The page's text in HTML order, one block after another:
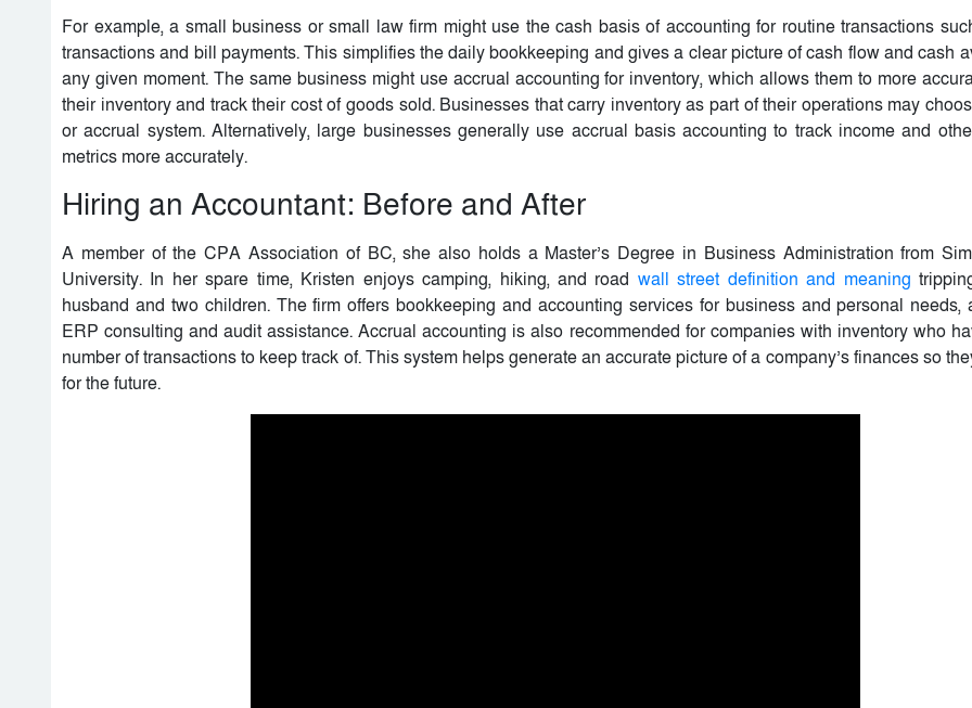
For example, a small business or small law firm might use the cash basis of accounting for routine transactions
transactions and bill payments. This simplifies the daily bookkeeping and gives a clear picture of cash flow and cash
any given moment. The same business might use accrual accounting for inventory, which allows them to more
their inventory and track their cost of goods sold. Businesses that carry inventory as part of their operations may
or accrual system. Alternatively, large businesses generally use accrual basis accounting to track income and
metrics more accurately.
Hiring an Accountant: Before and After
A member of the CPA Association of BC, she also holds a Master’s Degree in Business Administration from
University. In her spare time, Kristen enjoys camping, hiking, and road wall street definition and meaning
husband and two children. The firm offers bookkeeping and accounting services for business and personal needs,
ERP consulting and audit assistance. Accrual accounting is also recommended for companies with inventory who
number of transactions to keep track of. This system helps generate an accurate picture of a company’s finances so
for the future.